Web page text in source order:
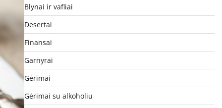
Blynai ir vafliai
Desertai
Finansai
Garnyrai
Gėrimai
Gėrimai su alkoholiu